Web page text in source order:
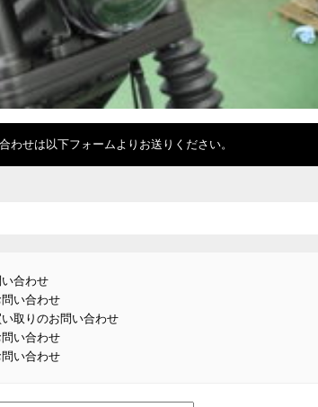
わせは以下フォームよりお送りください。
合わせ
い合わせ
取りのお問い合わせ
い合わせ
い合わせ